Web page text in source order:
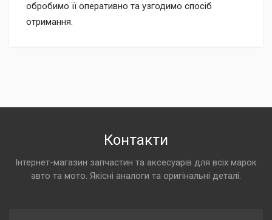
обробимо її оперативно та узгодимо спосіб
отримання.
Контакти
Інтернет-магазин запчастин та аксесуарів для всіх марок
авто та мото. Якісні аналоги та оригінальні деталі.